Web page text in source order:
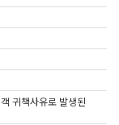
귀책사유로 발생된